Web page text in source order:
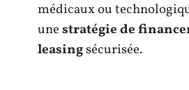
médicaux ou
unestratégie de
leasingsécurisée.